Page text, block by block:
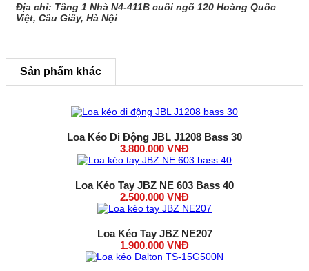
Địa chỉ: Tầng 1 Nhà N4-411B cuối ngõ 120 Hoàng Quốc
Việt, Cầu Giấy, Hà Nội
Sản phẩm khác
Loa Kéo Di Động JBL J1208 Bass 30
3.800.000 VNĐ
Loa Kéo Tay JBZ NE 603 Bass 40
2.500.000 VNĐ
Loa Kéo Tay JBZ NE207
1.900.000 VNĐ